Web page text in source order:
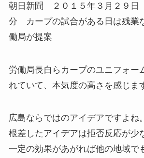
朝日新聞 ２０１５年３月２９日
分 カープの試合がある日は残
働局が提案
労働局長自らカープのユニフォー
れていて、本気度の高さを感じま
広島ならではのアイデアですよね
根差したアイデアは拒否反応が少
一定の効果があがれば他の地域で